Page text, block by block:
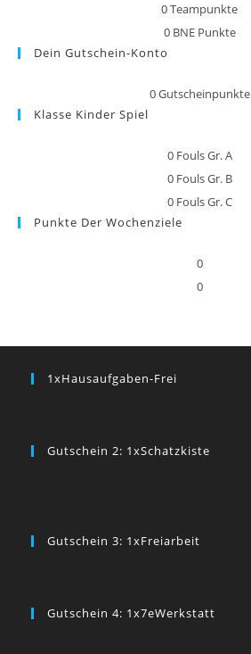
0Teampunkte
0 BNE Punkte
Dein Gutschein-Konto
0Gutscheinpunkte
Klasse Kinder Spiel
0 Fouls Gr. A
0 Fouls Gr. B
0 Fouls Gr. C
Punkte Der Wochenziele
0
0
1xHausaufgaben-Frei
Gutschein 2: 1xSchatzkiste
Gutschein 3: 1xFreiarbeit
Gutschein 4: 1x7eWerkstatt